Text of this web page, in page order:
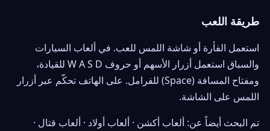
طريقة اللعب
استعمل الفأرة أو شاشة اللمس للعب. في ألعاب السيارات
والسباق استعمل أزرار الأسهم أو حروف W A S D للقيادة،
ومفتاح المسافة (Space) للفرامل. على الهاتف تحكّم عبر أزرار
اللمس على الشاشة.
تم البحث أيضاً عن: ألعاب أكشن · ألعاب أولاد · ألعاب قتال ·